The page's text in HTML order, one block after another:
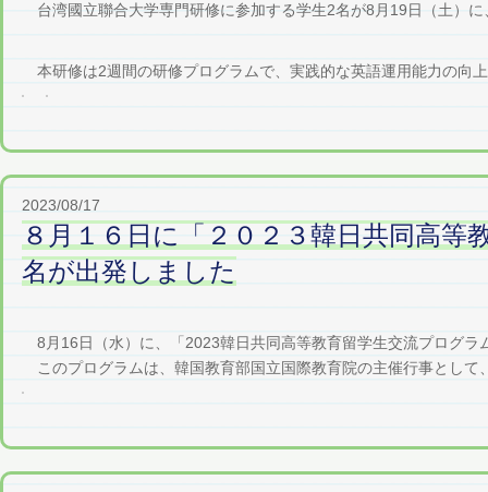
台湾國立聯合大学専門研修に参加する学生2名が8月19日（土）
本研修は2週間の研修プログラムで、実践的な英語運用能力の向
2023/08/17
８月１６日に「２０２３韓日共同高
名が出発しました
8月16日（水）に、「2023韓日共同高等教育留学生交流プログラ
このプログラムは、韓国教育部国立国際教育院の主催行事として